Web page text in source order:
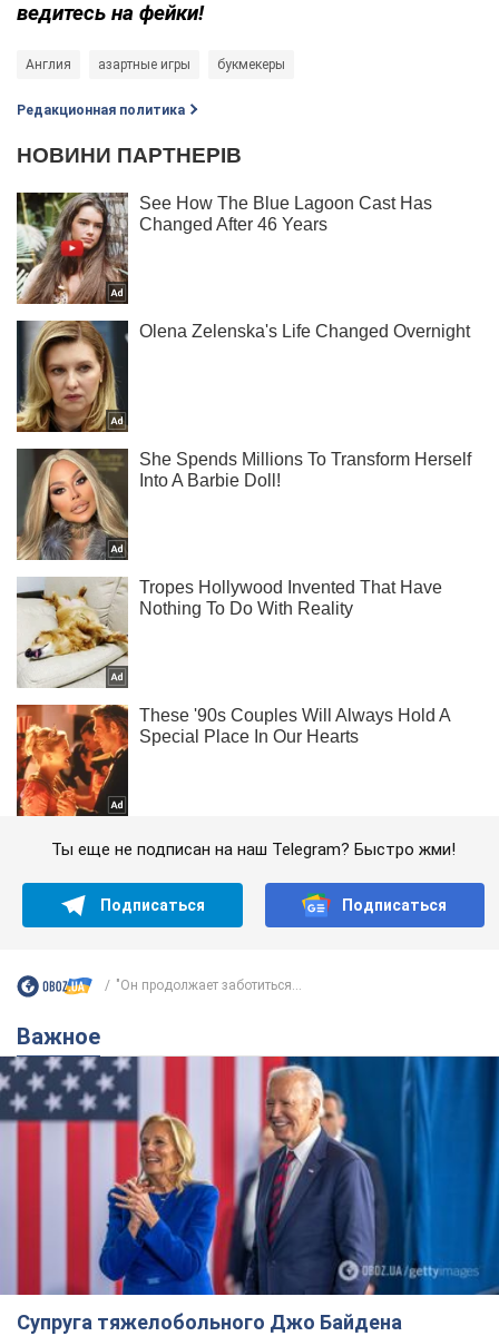
ведитесь на фейки!
Англия азартные игры букмекеры
Редакционная политика
Ты еще не подписан на наш Telegram? Быстро жми!
Подписаться Подписаться
"Он продолжает заботиться...
Важное
Супруга тяжелобольного Джо Байдена